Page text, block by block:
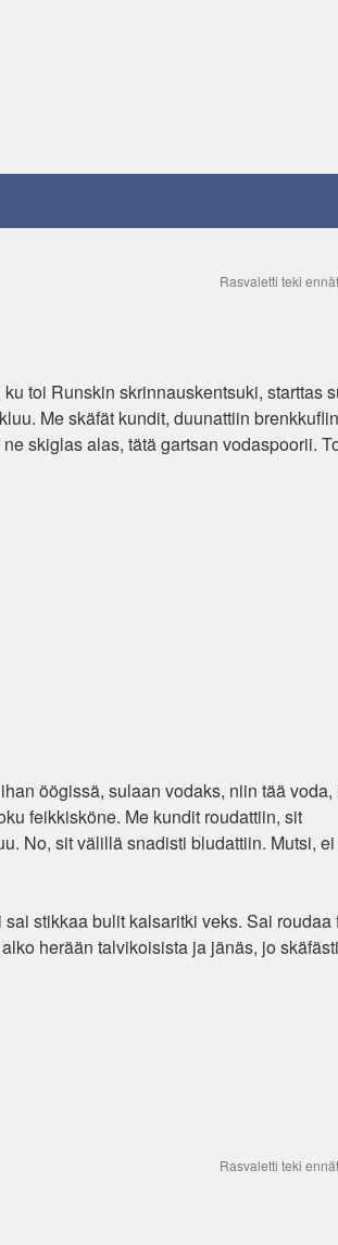
Rasvaletti teki
toi Runskin skrinnauskentsuki, starttas
Me skäfät kundit, duunattiin
skiglas alas, tätä gartsan vodaspoorii.
öögissä, sulaan vodaks, niin tää voda,
feikkisköne. Me kundit roudattiin, sit
No, sit välillä snadisti bludattiin. Mutsi,
stikkaa bulit kalsaritki veks. Sai roudaa
herään talvikoisista ja jänäs, jo skäfästi
Rasvaletti teki